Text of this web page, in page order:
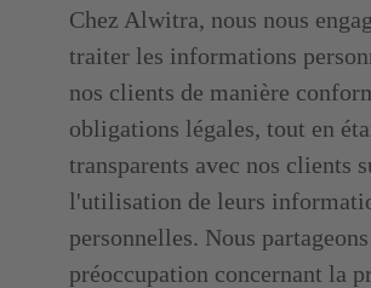
Chez Alwitra, nous nous
traiter les informations
nos clients de manière
obligations légales, tout en
transparents avec nos clients
l'utilisation de leurs
personnelles. Nous
préoccupation concernant la